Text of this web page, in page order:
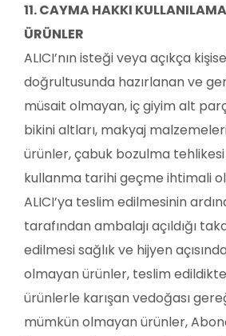
11. CAYMA HAKKI
ÜRÜNLER
ALICI’nın isteği veya açıkça
doğrultusunda hazırlanan ve
müsait olmayan, iç giyim alt
bikini altları, makyaj
ürünler, çabuk bozulma
kullanma tarihi geçme ihtimali
ALICI’ya teslim edilmesinin
tarafından ambalajı açıldığı
edilmesi sağlık ve hijyen
olmayan ürünler, teslim
ürünlerle karışan vedoğası
mümkün olmayan ürünler,